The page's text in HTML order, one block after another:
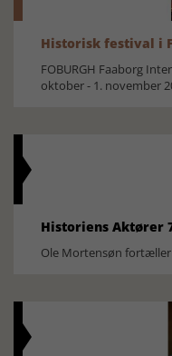
Historisk festival i
FOBURGH Faaborg
oktober - 1. november
Historiens Aktører
Ole Mortensøn